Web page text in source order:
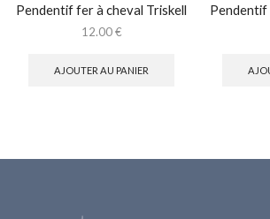
Pendentif fer à cheval Triskell
12.00€
AJOUTER AU PANIER
Pendentif